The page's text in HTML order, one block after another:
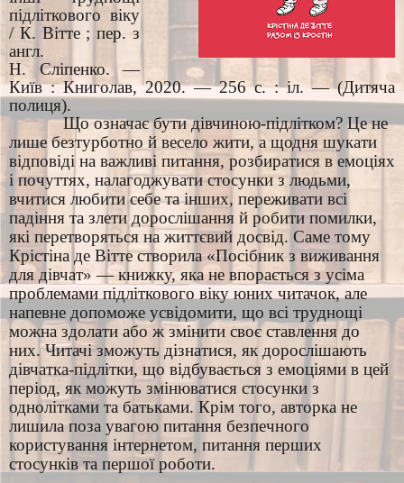
підліткового віку
/ К. Вітте ; пер. з
англ.
Н. Сліпенко. —
Київ : Книголав, 2020. — 256 с. : іл. — (Дитяча
полиця).
Що означає бути дівчиною-підлітком? Це не
лише безтурботно й весело жити, а щодня шукати
відповіді на важливі питання, розбиратися в емоціях
і почуттях, налагоджувати стосунки з людьми,
вчитися любити себе та інших, переживати всі
падіння та злети дорослішання й робити помилки,
які перетворяться на життєвий досвід. Саме тому
Крістіна де Вітте створила «Посібник з виживання
для дівчат» — книжку, яка не впорається з усіма
проблемами підліткового віку юних читачок, але
напевне допоможе усвідомити, що всі труднощі
можна здолати або ж змінити своє ставлення до
них. Читачі зможуть дізнатися, як дорослішають
дівчатка-підлітки, що відбувається з емоціями в цей
період, як можуть змінюватися стосунки з
однолітками та батьками. Крім того, авторка не
лишила поза увагою питання безпечного
користування інтернетом, питання перших
стосунків та першої роботи.